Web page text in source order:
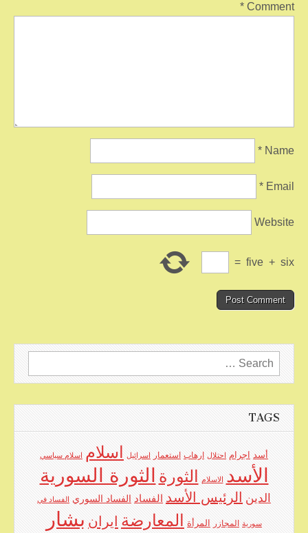
Comment
*
Name
*
Email
*
Website
six
+
five
=
Search
for:
TAGS
أسد اجرام احتلال ارهاب استعمار اسرائيل اسلام اسلام سياسي
الأسد الاسلام الثورة الثورة السورية
الدين الرئيس الأسد الفساد الفساد السوري الفساد في
سورية المجازر المرأة المعارضة ايران بشار